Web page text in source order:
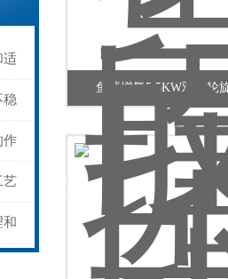
适
稳
作
艺
和
鱼塘增氧5.5KW双叶轮